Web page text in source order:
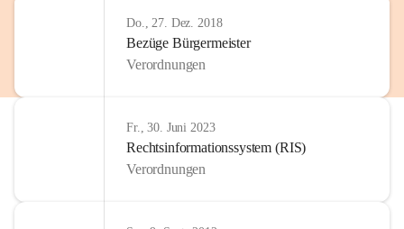
Do., 27. Dez. 2018
Bezüge Bürgermeister
Verordnungen
Fr., 30. Juni 2023
Rechtsinformationssystem (RIS)
Verordnungen